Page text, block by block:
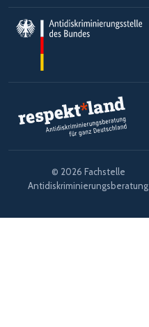
© 2026 Fachstelle
Antidiskriminierungsberatung